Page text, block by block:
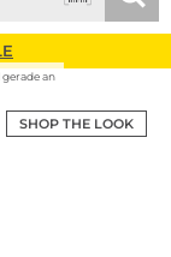
SHOP THE LOOK
gerade an